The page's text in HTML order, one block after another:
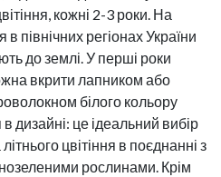
кожні 2-3 роки. На
північних регіонах України
до землі. У перші роки
вкрити лапником або
білого кольору
дизайні: це ідеальний вибір
цвітіння в поєднанні з
рослинами. Крім